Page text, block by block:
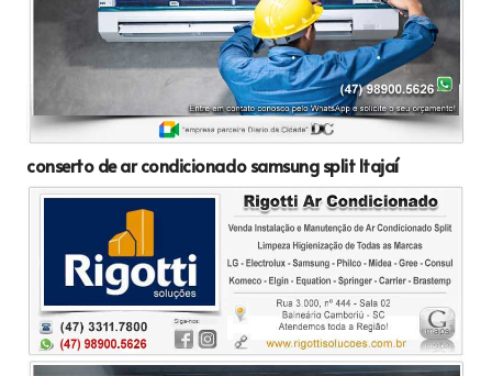
conserto de ar condicionado samsung split Itajaí